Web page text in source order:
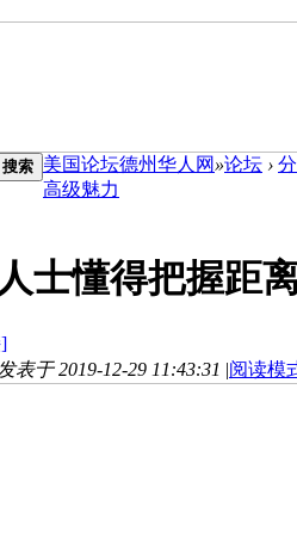
搜索 美国论坛德州华人网 »论坛 ›
高级魅力
士懂得把握距
表于 2019-12-29 11:43:31 |阅读模